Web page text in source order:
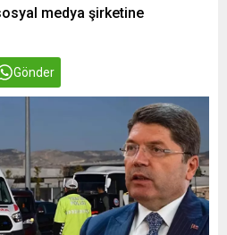
medya şirketine
Gönder